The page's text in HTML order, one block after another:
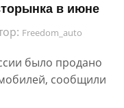
в июне
Freedom_auto
было продано
сообщили